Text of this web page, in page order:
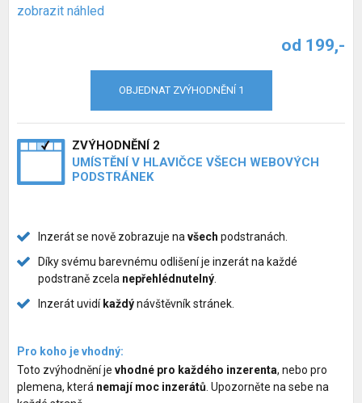
Chovatelské potřeby pro psy
Společné venčení psů
Zvýhodnění inzerátů
zobrazit náhled
od 199,-
OBJEDNAT ZVÝHODNĚNÍ 1
ZVÝHODNĚNÍ 2
UMÍSTĚNÍ V HLAVIČCE VŠECH WEBOVÝCH
PODSTRÁNEK
Inzerát se nově zobrazuje na všech podstranách.
Díky svému barevnému odlišení je inzerát na každé
podstraně zcela nepřehlédnutelný
Inzerát uvidí každýnávštěvník stránek.
Pro koho je vhodný:
Toto zvýhodnění je vhodné pro každého inzerenta, nebo pro
plemena, která nemají moc inzerátů . Upozorněte na sebe na